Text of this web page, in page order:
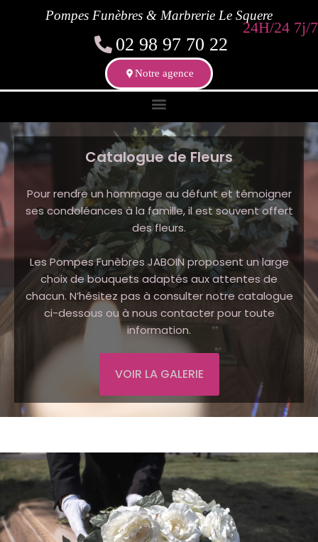
Pompes Funèbres & Marbrerie Le Squere
02 98 97 70 22
24H/24 7j/7
Notre agence
Catalogue de Fleurs
Pour rendre un hommage au défunt et témoigner
ses condoléances à la famille, il est souvent offert
des fleurs.
Les Pompes Funèbres JABOIN proposent un large
choix de bouquets adaptés aux attentes de
chacun. N’hésitez pas à consulter notre catalogue
ci-dessous ou à nous contacter pour toute
information.
VOIR LA GALERIE